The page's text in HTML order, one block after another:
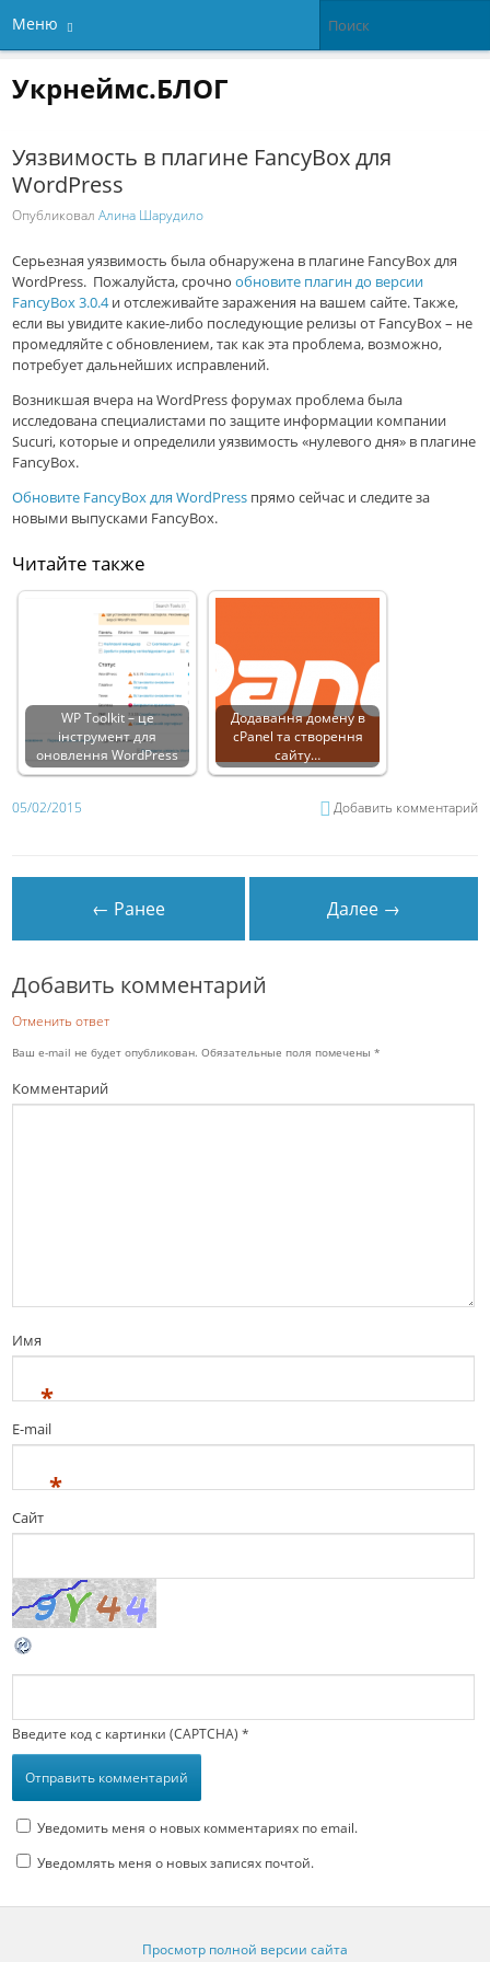
Меню
Укрнеймс.БЛОГ
Уязвимость в плагине FancyBox для
WordPress
ОпубликовалАлина Шарудило
Серьезная уязвимость была обнаружена в плагине FancyBox для
WordPress. Пожалуйста, срочнообновите плагин до версии
FancyBox 3.0.4и отслеживайте заражения на вашем сайте. Также,
если вы увидите какие-либо последующие релизы от FancyBox – не
промедляйте с обновлением, так как эта проблема, возможно,
потребует дальнейших исправлений.
Возникшая вчера на WordPress форумах проблема была
исследована специалистами по защите информации компании
Sucuri, которые и определили уязвимость «нулевого дня» в плагине
FancyBox.
Обновите FancyBox для WordPress прямо сейчас и следите за
новыми выпусками FancyBox.
Читайте также
WP Toolkit – це
інструмент для
оновлення WordPress
Додавання домену в
cPanel та створення
сайту…
05/02/2015 Добавить комментарий
← Ранее Далее →
Добавить комментарий
Отменить ответ
Ваш e-mail не будет опубликован. Обязательные поля помечены*
Комментарий
Имя
*
E-mail
*
Сайт
Введите код с картинки (CAPTCHA) *
Уведомить меня о новых комментариях по email.
Уведомлять меня о новых записях почтой.
Просмотр полной версии сайта